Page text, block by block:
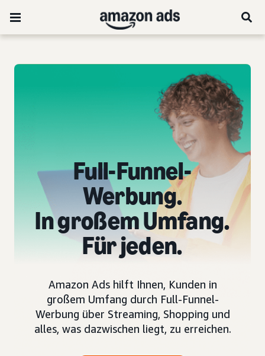
Full-Funnel-
Werbung.
In großem Umfang.
Für jeden.
Amazon Ads hilft Ihnen, Kunden in
großem Umfang durch Full-Funnel-
Werbung über Streaming, Shopping und
alles, was dazwischen liegt, zu erreichen.